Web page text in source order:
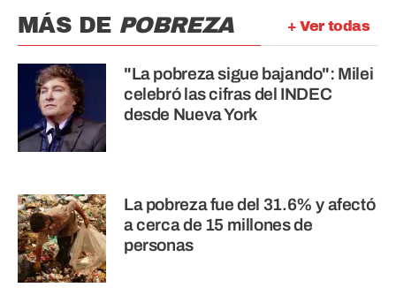
+ Ver todas
MÁS DE POBREZA
"La pobreza sigue bajando": Milei
celebró las cifras del INDEC
desde Nueva York
La pobreza fue del 31.6% y afectó
a cerca de 15 millones de
personas